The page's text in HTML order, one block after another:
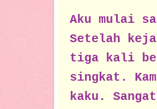
Aku mulai
Setelah
tiga kali
singkat.
kaku.